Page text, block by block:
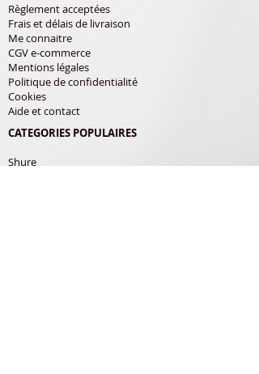
Règlement acceptées
Frais et délais de livraison
Me connaitre
CGV e-commerce
Mentions légales
Politique de confidentialité
Cookies
Aide et contact
CATEGORIES POPULAIRES
Shure